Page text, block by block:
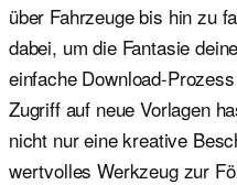
über Fahrzeuge bis hin zu
dabei, um die Fantasie
einfache Download-
Zugriff auf neue Vorlagen
nicht nur eine kreative
wertvolles Werkzeug zur